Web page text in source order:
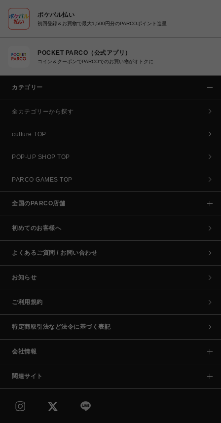
ポケパル払い
初回登録＆お買物で最大1,500円分のPARCOポイント進呈
POCKET PARCO（公式アプリ）
コイン＆クーポンでPARCOでのお買い物がオトクに
カテゴリー
全カテゴリーから探す
culture TOP
POP-UP SHOP TOP
PARCO GAMES TOP
全国のPARCO店舗
初めてのお客様へ
よくあるご質問 / お問い合わせ
お知らせ
ご利用規約
特定商取引法など法令に基づく表記
会社情報
関連サイト